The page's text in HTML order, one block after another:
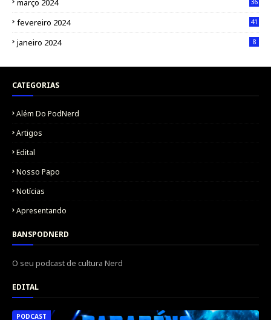
março 2024
fevereiro 2024 41
janeiro 2024 8
CATEGORIAS
Além Do PodNerd
Artigos
Edital
Nosso Papo
Notícias
Apresentando
BANSPODNERD
O seu podcast de cultura Nerd
EDITAL
PODCAST